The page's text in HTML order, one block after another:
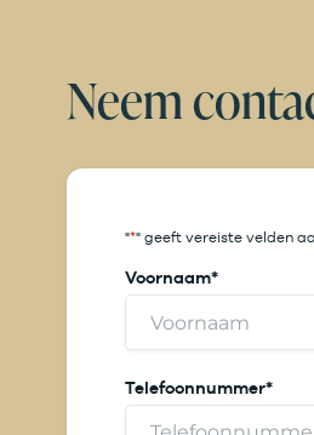
Neem
"*" geeft vereiste velden
Voornaam*
Telefoonnummer*